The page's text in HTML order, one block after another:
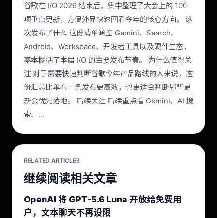
谷歌在 I/O 2026 结束后，集中整理了大会上的 100
项重点更新，方便外界快速回看今年的核心方向。 这
次发布了什么 这份清单涵盖 Gemini、Search、
Android、Workspace、开发者工具以及硬件生态，
基本概括了本届 I/O 的主要发布节奏。 为什么值得关
注 对于需要快速判断谷歌今年产品路线的人来说，这
份汇总比单看一条发布更高效，也更适合判断哪些更
新会优先落地。 后续关注 后续重点看 Gemini、AI 搜
索、…
RELATED ARTICLES
继续阅读相关文章
OpenAI 将 GPT-5.6 Luna 开放给免费用
户，文本聊天不再设限